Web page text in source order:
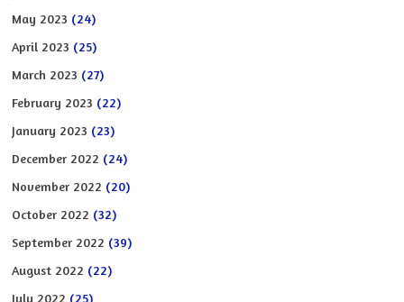
May 2023 (24)
April 2023 (25)
March 2023 (27)
February 2023 (22)
January 2023 (23)
December 2022 (24)
November 2022 (20)
October 2022 (32)
September 2022 (39)
August 2022 (22)
July 2022 (25)